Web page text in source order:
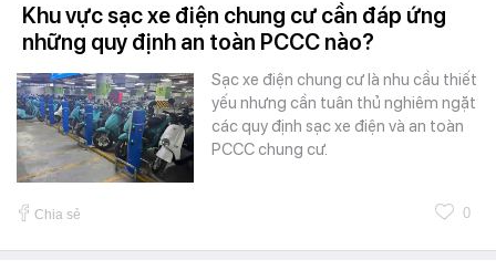
Khu vực sạc xe điện chung cư cần đáp ứng
những quy định an toàn PCCC nào?
Sạc xe điện chung cư là nhu cầu thiết
yếu nhưng cần tuân thủ nghiêm ngặt
các quy định sạc xe điện và an toàn
PCCC chung cư.
Chia sẻ 0